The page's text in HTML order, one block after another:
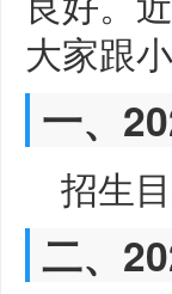
大家跟
一、
招生
二、